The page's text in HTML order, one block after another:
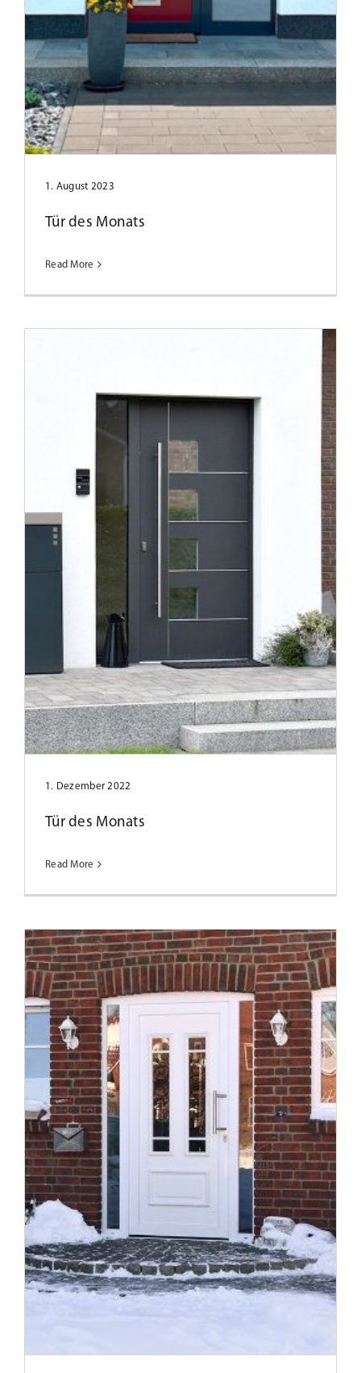
1. August 2023
Tür des Monats
Read More
Tür des Monats Dezember 2022
1. Dezember 2022
Tür des Monats
Read More
Tür des Monats Januar 2023